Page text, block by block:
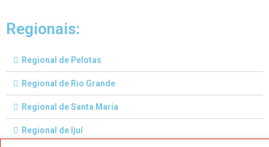
Regionais:
Regional de Pelotas
Regional de Rio Grande
Regional de Santa Maria
Regional de Ijuí